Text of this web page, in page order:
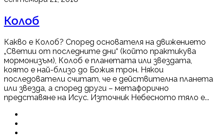
Колоб
Какво е Колоб? Според основателя на движението
„Светии от последните дни“ (който практикува
мормонизъм), Колоб е планетата или звездата,
която е най-близо до Божия трон. Някои
последователи считат, че е действителна планета
или звезда, а според други – метафорично
представяне на Исус. Източник Небесното тяло е...